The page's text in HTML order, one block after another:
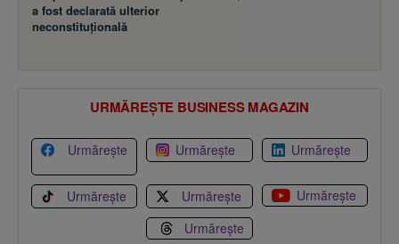
Urmărește Urmărește Urmărește
Urmărește Urmărește
Urmărește
Urmărește